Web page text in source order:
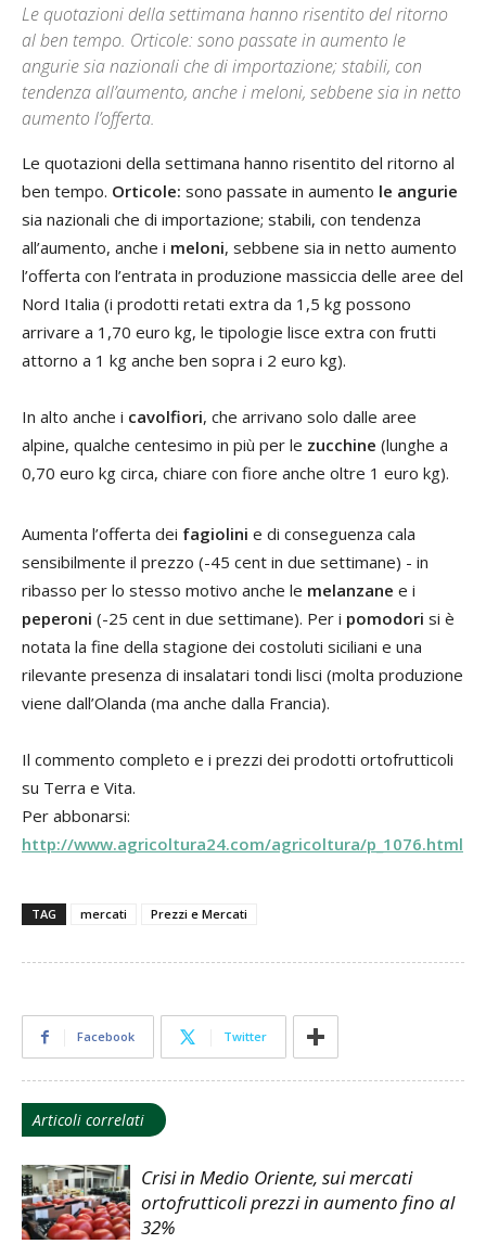
Le quotazioni della settimana hanno risentito del ritorno
al ben tempo. Orticole: sono passate in aumento le
angurie sia nazionali che di importazione; stabili, con
tendenza all’aumento, anche i meloni, sebbene sia in netto
aumento l’offerta.
Le quotazioni della settimana hanno risentito del ritorno al
ben tempo. Orticole: sono passate in aumento le angurie
sia nazionali che di importazione; stabili, con tendenza
all’aumento, anche i meloni, sebbene sia in netto aumento
l’offerta con l’entrata in produzione massiccia delle aree del
Nord Italia (i prodotti retati extra da 1,5 kg possono
arrivare a 1,70 euro kg, le tipologie lisce extra con frutti
attorno a 1 kg anche ben sopra i 2 euro kg).
In alto anche i cavolfiori, che arrivano solo dalle aree
alpine, qualche centesimo in più per le zucchine (lunghe a
0,70 euro kg circa, chiare con fiore anche oltre 1 euro kg).
Aumenta l’offerta dei fagiolini e di conseguenza cala
sensibilmente il prezzo (-45 cent in due settimane) - in
ribasso per lo stesso motivo anche le melanzane e i
peperoni (-25 cent in due settimane). Per i pomodori si è
notata la fine della stagione dei costoluti siciliani e una
rilevante presenza di insalatari tondi lisci (molta produzione
viene dall’Olanda (ma anche dalla Francia).
Il commento completo e i prezzi dei prodotti ortofrutticoli
su Terra e Vita.
Per abbonarsi:
http://www.agricoltura24.com/agricoltura/p_1076.html
TAG mercati Prezzi e Mercati
Facebook Twitter
Articoli correlati
Crisi in Medio Oriente, sui mercati
ortofrutticoli prezzi in aumento fino al
32%